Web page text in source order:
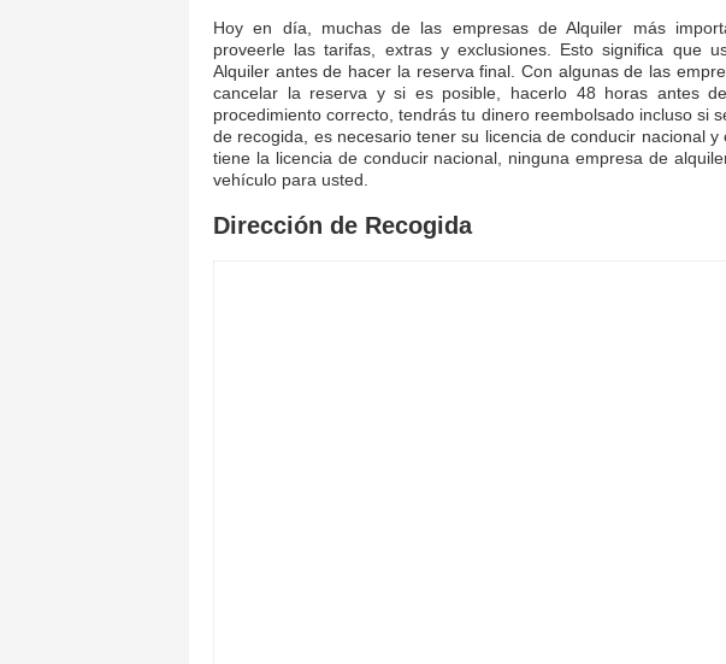
Hoy en día, muchas de las empresas de Alquiler más
proveerle las tarifas, extras y exclusiones. Esto significa que
Alquiler antes de hacer la reserva final. Con algunas de las
cancelar la reserva y si es posible, hacerlo 48 horas antes
procedimiento correcto, tendrás tu dinero reembolsado incluso si
de recogida, es necesario tener su licencia de conducir nacional
tiene la licencia de conducir nacional, ninguna empresa de
vehículo para usted.
Dirección de Recogida